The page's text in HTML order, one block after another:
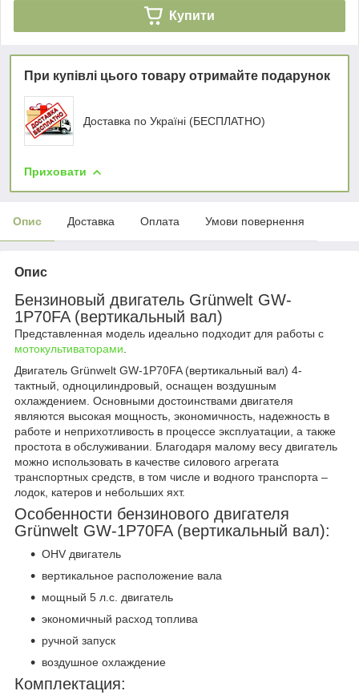
Купити
При купівлі цього товару отримайте подарунок
Доставка по Україні (БЕСПЛАТНО)
Приховати
Опис Доставка Оплата Умови повернення
Опис
Бензиновый двигатель Grünwelt GW-
1P70FA (вертикальный вал)
Представленная модель идеально подходит для работы с
мотокультиваторами
Двигатель Grünwelt GW-1P70FA (вертикальный вал) 4-
тактный, одноцилиндровый, оснащен воздушным
охлаждением. Основными достоинствами двигателя
являются высокая мощность, экономичность, надежность в
работе и неприхотливость в процессе эксплуатации, а также
простота в обслуживании. Благодаря малому весу двигатель
можно использовать в качестве силового агрегата
транспортных средств, в том числе и водного транспорта –
лодок, катеров и небольших яхт.
Особенности бензинового двигателя
Grünwelt GW-1P70FA (вертикальный вал):
OHV двигатель
вертикальное расположение вала
мощный 5 л.с. двигатель
экономичный расход топлива
ручной запуск
воздушное охлаждение
Комплектация: